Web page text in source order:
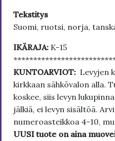
Tekstitys
Suomi, ruotsi, norja,
IKÄRAJA: K-15
KUNTOARVIOT: Levyjen
kirkkaan sähkövalon alla.
koskee, siis levyn
jälkiä, ei levyn sisältöä.
numeroasteikkoa 4-10,
UUSI tuote on aina